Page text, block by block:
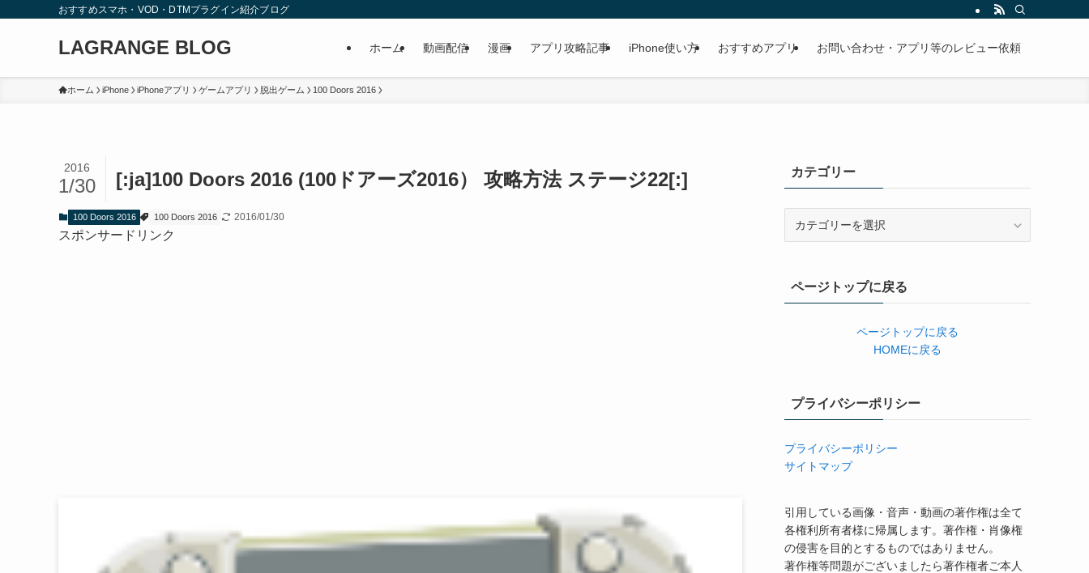
おすすめスマホ・VOD・DTMプラグイン紹介ブログ
LAGRANGE BLOG ホーム 動画配信 漫画 アプリ攻略記事 iPhone使い方 おすすめアプリ お問い合わせ・アプリ等のレビュー依頼
ホーム iPhone iPhoneアプリ ゲームアプリ 脱出ゲーム 100 Doors 2016
[:ja]100 Doors 2016 (100ドアーズ2016） 攻略方法 ステージ22[:]
2016
1/30
100 Doors 2016 100 Doors 2016 2016/01/30
スポンサードリンク
カテゴリー
ーページトップに戻る
ページトップに戻る
HOMEに戻る
プライバシーポリシー
プライバシーポリシー
サイトマップ
引用している画像・音声・動画の著作権は全て
各権利所有者様に帰属します。著作権・肖像権
の侵害を目的とするものではありません。
著作権等問題がございましたら著作権者ご本人